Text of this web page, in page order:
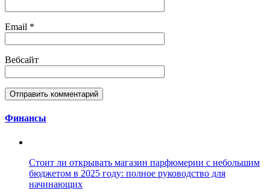
Email *
Вебсайт
Финансы
Стоит ли открывать магазин парфюмерии с небольшим
бюджетом в 2025 году: полное руководство для
начинающих